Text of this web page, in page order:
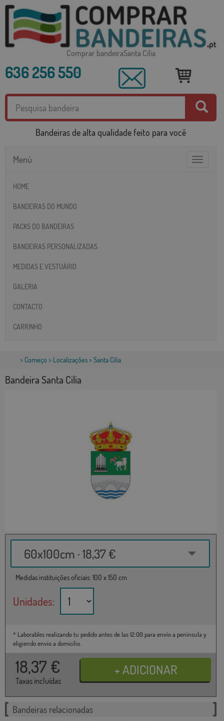
Comprar bandeiraSanta Cilia
636 256 550
Bandeiras de alta qualidade feito para você
Toggle
Menú
HOME
BANDEIRAS DO MUNDO
PACKS DO BANDEIRAS
BANDEIRAS PERSONALIZADAS
MEDIDAS E VESTUÁRIO
GALERIA
CONTACTO
CARRINHO
> Começo > Localizações> Santa Cilia
Bandeira Santa Cilia
60x100cm · 18,37 €
Medidas instituições oficiais: 100 x 150 cm
Unidades:
* Laborables realizando tu pedido antes de las 12:00 para envío a península y
eligiendo envío a domicilio.
18,37 €
Taxas incluídas
Bandeiras relacionadas